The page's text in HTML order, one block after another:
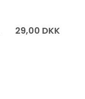
29,00 DKK